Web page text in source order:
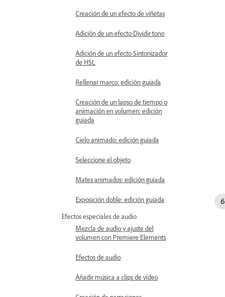
Creación de un efecto de viñetas
Adición de un efecto Dividir tono
Adición de un efecto Sintonizador
de HSL
Rellenar marco: edición guiada
Creación de un lapso de tiempo o
animación en volumen: edición
guiada
Cielo animado: edición guiada
Seleccione el objeto
Mates animados: edición guiada
Exposición doble: edición guiada
Efectos especiales de audio
Mezcla de audio y ajuste del
volumen con Premiere Elements
Efectos de audio
Añadir música a clips de vídeo